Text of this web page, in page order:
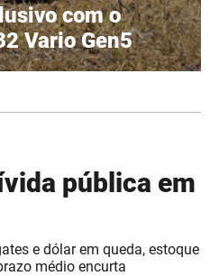
com o
Vario Gen5
pública em
e dólar em queda, estoque
médio encurta